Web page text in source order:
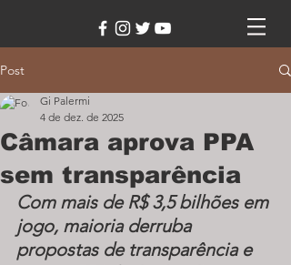
Post
Câmara aprova PPA
sem transparência
Gi Palermi
4 de dez. de 2025
Com mais de R$ 3,5 bilhões em
jogo, maioria derruba
propostas de transparência e